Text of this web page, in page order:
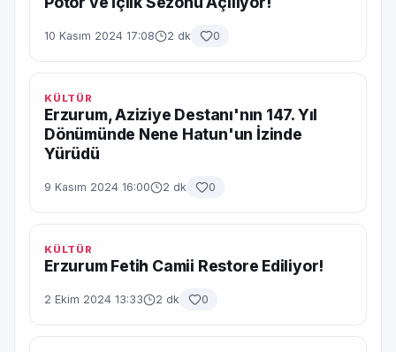
10 Kasım 2024 17:08 2 dk 0
KÜLTÜR
Erzurum, Aziziye Destanı'nın 147. Yıl
Dönümünde Nene Hatun'un İzinde
Yürüdü
9 Kasım 2024 16:00 2 dk 0
KÜLTÜR
Erzurum Fetih Camii Restore Ediliyor!
2 Ekim 2024 13:33 2 dk 0